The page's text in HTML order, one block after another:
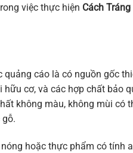
việc thực hiện Cách
cáo là có nguồn gốc
cơ, và các hợp chất bảo
không màu, không mùi có
hoặc thực phẩm có tính